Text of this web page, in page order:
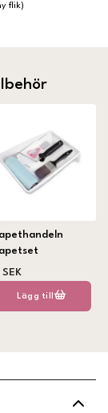
flik)
Lägg till